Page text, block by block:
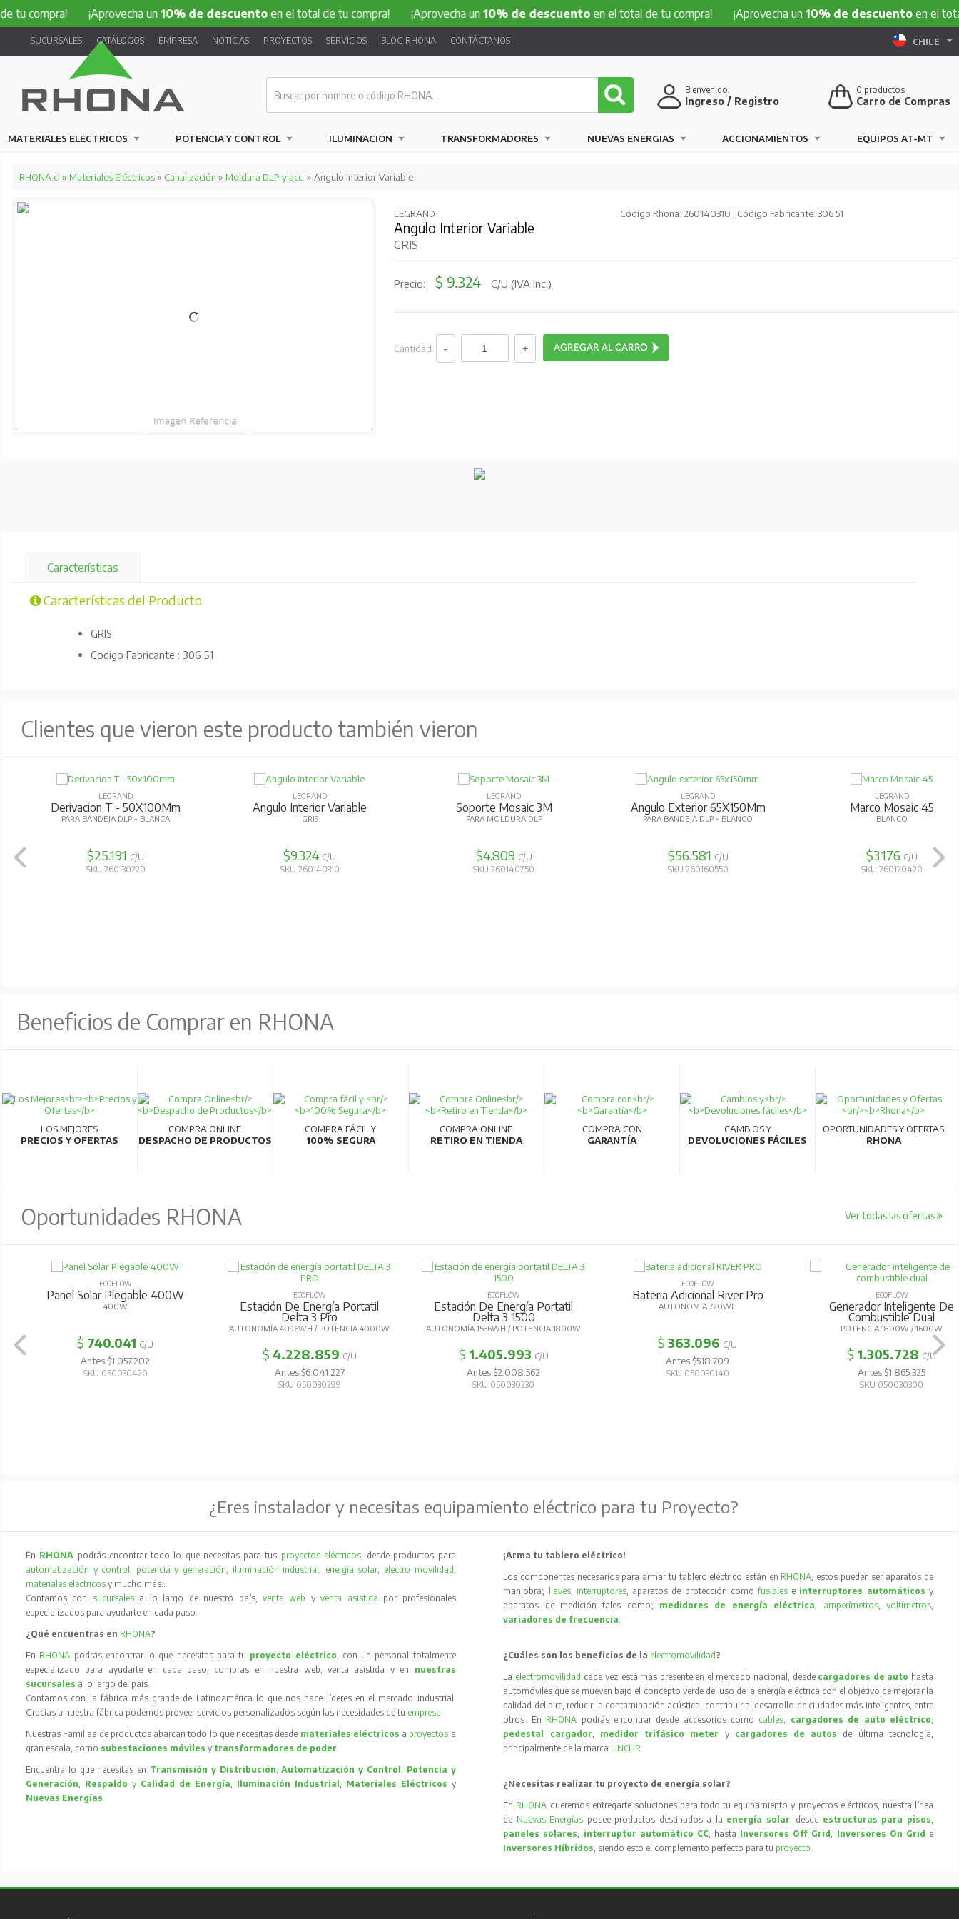
compra! ¡Aprovecha un 10% de descuentoen el total de tu compra! ¡Aprovecha un 10% de descuentoen el total de tu compra! ¡Aprovecha un 10% de descuentoen el total
SUCURSALES CATÁLOGOS EMPRESA NOTICIAS PROYECTOS SERVICIOS BLOG RHONA CONTÁCTANOS CHILE
0 productos
Carro de Compras
Bienvenido,
Ingreso / Registro
MATERIALES ELÉCTRICOS POTENCIA Y CONTROL ILUMINACIÓN TRANSFORMADORES NUEVAS ENERGÍAS ACCIONAMIENTOS EQUIPOS AT-MT
RHONA.cl » Materiales Eléctricos» Canalización » Moldura DLP y acc. » Angulo Interior Variable
LEGRAND Código Rhona: 260140310 | Código Fabricante: 306 51
Angulo Interior Variable
GRIS
Precio: $ 9.324 C/U (IVA Inc.)
Cantidad:
Características
Características del Producto
GRIS
Codigo Fabricante : 306 51
Clientes que vieron este producto también vieron
LEGRAND
Marco Mosaic 45
BLANCO
$3.176 C/U
SKU 260120420
LEGRAND
Derivacion T - 65X150Mm
PARA BANDEJA DLP - BLANCO
$72.153C/U
SKU 260160770
LEGRAND
Angulo Interior - 50X80Mm
PARA BANDEJA DLP - GRIS
$9.239 C/U
SKU 260160440
LEGRAND
Angulo Interior - 50X130Mm
PARA BANDEJA DLP SNAP-ON
$4.497 C/U
SKU 260300330
LEGRAND
Derivacion T
BLANCO
$1.097 C/U
SKU 260120490
Beneficios de Comprar en RHONA
LOS MEJORES
PRECIOS Y OFERTAS
COMPRA ONLINE
DESPACHO DE PRODUCTOS
COMPRA FÁCIL Y
100% SEGURA
COMPRA ONLINE
RETIRO EN TIENDA
COMPRA CON
GARANTÍA
CAMBIOS Y
DEVOLUCIONES FÁCILES
OPORTUNIDADES Y OFERTAS
RHONA
Oportunidades RHONA Ver todas las ofertas
ECOFLOW
Panel Solar Plegable 400W
400W
$ 740.041 C/U
Antes $1.057.202
SKU 050030420
ECOFLOW
Estación De Energía Portatil
Delta 3 Pro
AUTONOMÍA 4096WH / POTENCIA 4000W
$ 4.228.859 C/U
Antes $6.041.227
SKU 050030299
ECOFLOW
Estación De Energía Portatil
Delta 3 1500
AUTONOMÍA 1536WH / POTENCIA 1800W
$ 1.405.993 C/U
Antes $2.008.562
SKU 050030230
ECOFLOW
Bateria Adicional River Pro
AUTONOMIA 720WH
$363.096 C/U
Antes $518.709
SKU 050030140
ECOFLOW
Generador Inteligente De
Combustible Dual
POTENCIA 1800W / 1600W
$ 1.305.728 C/U
Antes $1.865.325
SKU 050030300
¿Eres instalador y necesitas equipamiento eléctrico para tu Proyecto?
En RHONA podrás encontrar todo lo que necesitas para tus proyectos eléctricos, desde productos para
automatización y control, potencia y generación, iluminación industrial, energía solar, electro movilidad,
materiales eléctricos y mucho más…
Contamos con sucursales a lo largo de nuestro país, venta web yventa asistida por profesionales
especializados para ayudarte en cada paso.
¿Qué encuentras en RHONA?
En RHONA podrás encontrar lo que necesitas para tu proyecto eléctrico, con un personal totalmente
especializado para ayudarte en cada paso, compras en nuestra web, venta asistida y en nuestras
sucursales a lo largo del país.
Contamos con la fábrica más grande de Latinoamérica lo que nos hace líderes en el mercado industrial.
Gracias a nuestra fábrica podemos proveer servicios personalizados según las necesidades de tu empresa.
Nuestras Familias de productos abarcan todo lo que necesitas desde materiales eléctricos a proyectos a
gran escala, como subestaciones móvilesy transformadores de poder.
Encuentra lo que necesitas en Transmisión y Distribución,Automatización y Control, Potencia y
Generación, Respaldo y Calidad de Energía, Iluminación Industrial , Materiales Eléctricos y
Nuevas Energías.
¡Arma tu tablero eléctrico!
Los componentes necesarios para armar tu tablero eléctrico están en RHONA, estos pueden ser aparatos de
maniobra;
llaves, interruptores, aparatos de protección comofusibles e interruptores automáticos y
aparatos de medición tales como; medidores de energía eléctrica, amperímetros, voltímetros,
variadores de frecuencia.
¿Cuáles son los beneficios de la electromovilidad ?
La electromovilidad cada vez está más presente en el mercado nacional, desde cargadores de auto hasta
automóviles que se mueven bajo el concepto verde del uso de la energía eléctrica con el objetivo de mejorar la
calidad del aire, reducir la contaminación acústica, contribuir al desarrollo de ciudades más inteligentes, entre
otros. En RHONA podrás encontrar desde accesorios como cables, cargadores de auto eléctrico,
pedestal cargador, medidor trifásico meter y cargadores de autos
de última tecnología,
principalmente de la marca LINCHR.
¿Necesitas realizar tu proyecto de energía solar?
En RHONA queremos entregarte soluciones para todo tu equipamiento y proyectos eléctricos, nuestra línea
de Nuevas Energías posee productos destinados a la energía solar, desde estructuras para pisos,
paneles solares, interruptor automático CC, hasta Inversores Off Grid, Inversores On Grid e
Inversores Híbridos, siendo esto el complemento perfecto para tu proyecto.